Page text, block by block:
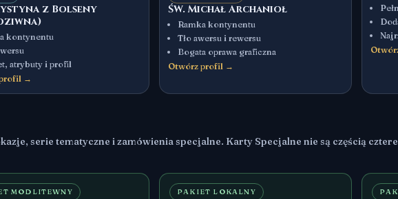
z Bolseny
kontynentu
atrybuty i profil
→
ŚW. Michał Archanioł
Ramka kontynentu
Tło awersu i rewersu
Bogata oprawa graficzna
Otwórz profil →
serie tematyczne i zamówienia specjalne. Karty Specjalne nie są częścią
MODLITEWNY PAKIET LOKALNY